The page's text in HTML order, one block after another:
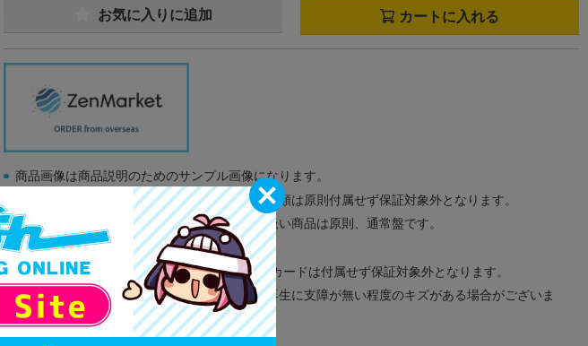
カートに入れる
お気に入りに追加
商品画像は商品説明のためのサンプル画像になります。
販促物、書籍の帯やぬいぐるみのタグ、コード類は原則付属せず保証対象外となります。
商品名や備考欄に特別な記載が無い限り取り扱い商品は原則、通常盤です。
「電池」は原則として保証対象外となります。
ゲーム機本体には、SDカードなどのメモリーカードは付属せず保証対象外となります。
ディスク類の読み取り面のキズに関しまして再生に支障が無い程度のキズがある場合がございま
す。
※詳細につきましてはコチラ